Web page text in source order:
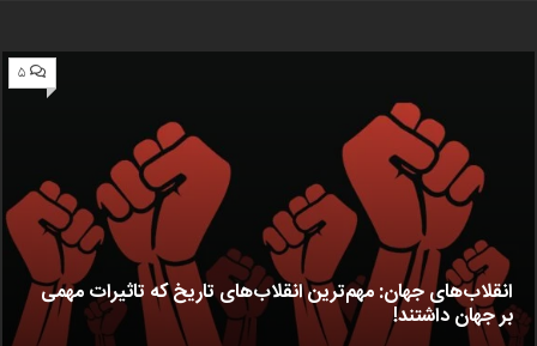
۵
انقلاب‌های جهان: مهم‌ترین انقلاب‌های تاریخ که تاثیرات مهمی
بر جهان داشتند!